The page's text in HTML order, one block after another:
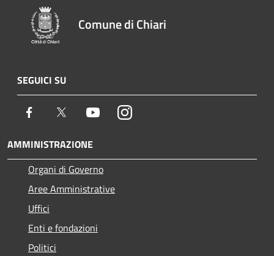
Comune di Chiari
SEGUICI SU
Facebook Twitter YoutubeInstagram
AMMINISTRAZIONE
Organi di Governo
Aree Amministrative
Uffici
Enti e fondazioni
Politici